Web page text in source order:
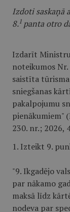
Izdoti saskaņā
8. 1 panta otro
Izdarīt Ministru
noteikumos
saistīta
sniegšanas
pakalpojumu
pienākumiem"
230. nr.; 2026,
1. Izteikt 9.
"9. Ikgadējo
par nākamo
maksā līdz
nodeva par